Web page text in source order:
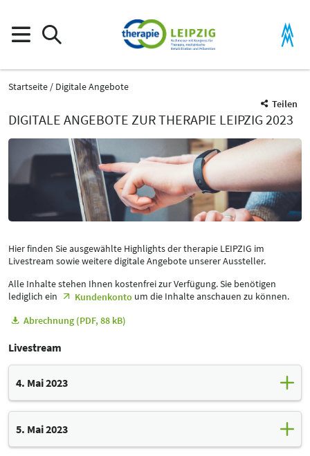
Startseite
Digitale Angebote
Teilen
DIGITALE ANGEBOTE ZUR THERAPIE LEIPZIG 2023
Hier finden Sie ausgewählte Highlights der therapie LEIPZIG im
Livestream sowie weitere digitale Angebote unserer Aussteller.
Alle Inhalte stehen Ihnen kostenfrei zur Verfügung. Sie benötigen
lediglich ein
Kundenkonto um die Inhalte anschauen zu können.
Abrechnung (PDF, 88 kB)
Livestream
4. Mai 2023
11:00 - 12:00 Uhr
Neue Medizinprodukteverordnung der EU – Pflichten, Rechte
und Betreiberaufgaben
5. Mai 2023